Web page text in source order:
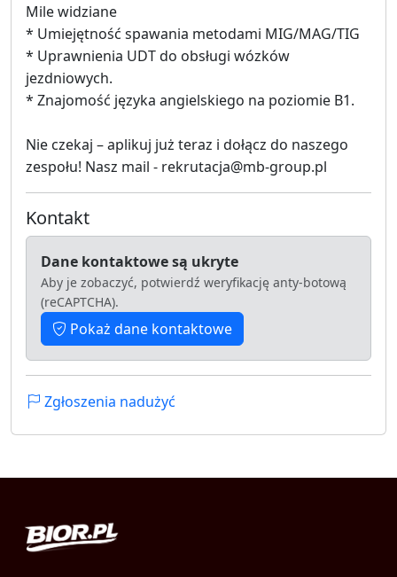
Mile widziane
* Umiejętność spawania metodami MIG/MAG/TIG
* Uprawnienia UDT do obsługi wózków
jezdniowych.
* Znajomość języka angielskiego na poziomie B1.
Nie czekaj – aplikuj już teraz i dołącz do naszego
zespołu! Nasz mail - rekrutacja@mb-group.pl
Kontakt
Dane kontaktowe są ukryte
Aby je zobaczyć, potwierdź weryfikację anty-botową
(reCAPTCHA).
Pokaż dane kontaktowe
Zgłoszenia nadużyć